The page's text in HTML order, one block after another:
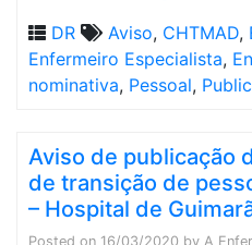
DR
Aviso, CHTMAD,
Enfermeiro Especialista,
nominativa, Pessoal,
Aviso de publicação
de transição de
– Hospital de
Posted on 16/03/2020 by A